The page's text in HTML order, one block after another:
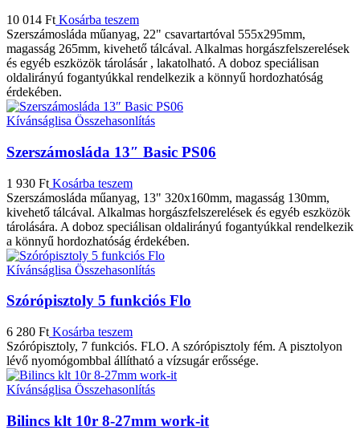
10 014 Ft Kosárba teszem
Szerszámosláda műanyag, 22" csavartartóval 555x295mm,
magasság 265mm, kivehető tálcával. Alkalmas horgászfelszerelések
és egyéb eszközök tárolásár , lakatolható. A doboz speciálisan
oldalirányú fogantyúkkal rendelkezik a könnyű hordozhatóság
érdekében.
Kívánságlisa Összehasonlítás
Szerszámosláda 13″ Basic PS06
1 930 Ft Kosárba teszem
Szerszámosláda műanyag, 13" 320x160mm, magasság 130mm,
kivehető tálcával. Alkalmas horgászfelszerelések és egyéb eszközök
tárolására. A doboz speciálisan oldalirányú fogantyúkkal rendelkezik
a könnyű hordozhatóság érdekében.
Kívánságlisa Összehasonlítás
Szórópisztoly 5 funkciós Flo
6 280 Ft Kosárba teszem
Szórópisztoly, 7 funkciós. FLO. A szórópisztoly fém. A pisztolyon
lévő nyomógombbal állítható a vízsugár erőssége.
Kívánságlisa Összehasonlítás
Bilincs klt 10r 8-27mm work-it